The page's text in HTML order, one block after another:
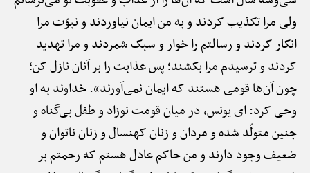
ولی مرا تکذیب کردند و به من ایمان نیاوردند و نبوّت مرا
انکار کردند و رسالتم را خوار و سبک شمردند و مرا تهدید
کردند و ترسیدم مرا بکشند؛ پس عذابت را بر آنان نازل کن؛
چون آن‌ها قومی هستند که ایمان نمی‌آورند». خداوند به او
وحی کرد: ای یونس، در میان قومت نوزاد و طفل بی‌گناه و
جنین متولّد شده و مردان و زنان کهنسال و زنان ناتوان و
ضعیف وجود دارند و من حاکم عادل هستم که رحمتم بر